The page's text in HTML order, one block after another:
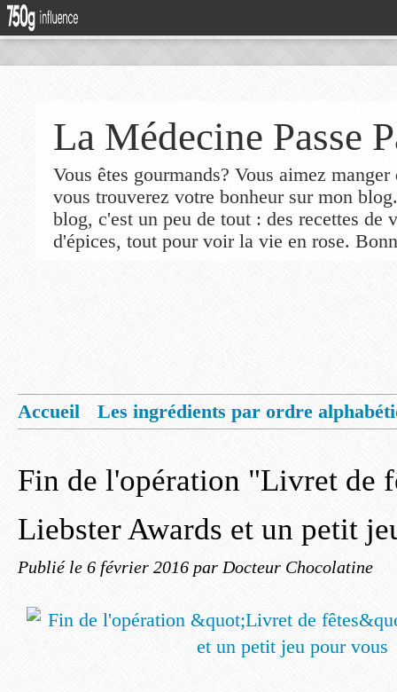
La Médecine Passe
Vous êtes gourmands? Vous aimez
vous trouverez votre bonheur sur mon
blog, c'est un peu de tout : des recettes de
d'épices, tout pour voir la vie en rose.
Accueil
Les ingrédients par ordre
Fin de l'opération "Livret de
Liebster Awards et un petit
Publié le 6 février 2016 par Docteur Chocolatine